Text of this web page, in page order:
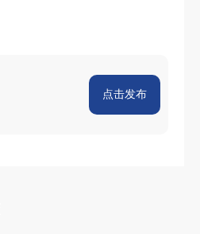
点击发布